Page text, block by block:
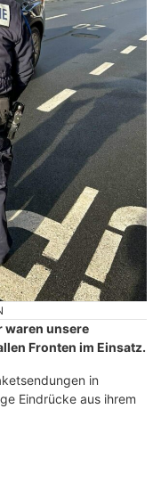
waren unsere
Fronten im Einsatz.
in
Eindrücke aus ihrem